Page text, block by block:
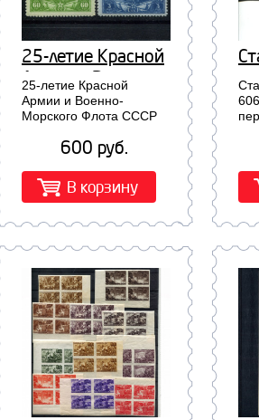
25-летие Красной
Армии и Военно-
Морского Флота
СССР (773-776)
25-летие Красной
Армии и Военно-
Морского Флота СССР
600 руб.
В корзину